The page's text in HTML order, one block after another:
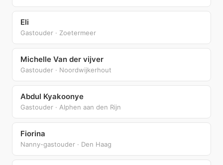
Eli
Gastouder · Zoetermeer
Michelle Van der vijver
Gastouder · Noordwijkerhout
Abdul Kyakoonye
Gastouder · Alphen aan den Rijn
Fiorina
Nanny-gastouder · Den Haag